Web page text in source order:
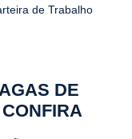
de Trabalho
DE